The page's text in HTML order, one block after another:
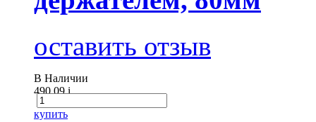
оставить отзыв
В Наличии
490.09i
купить